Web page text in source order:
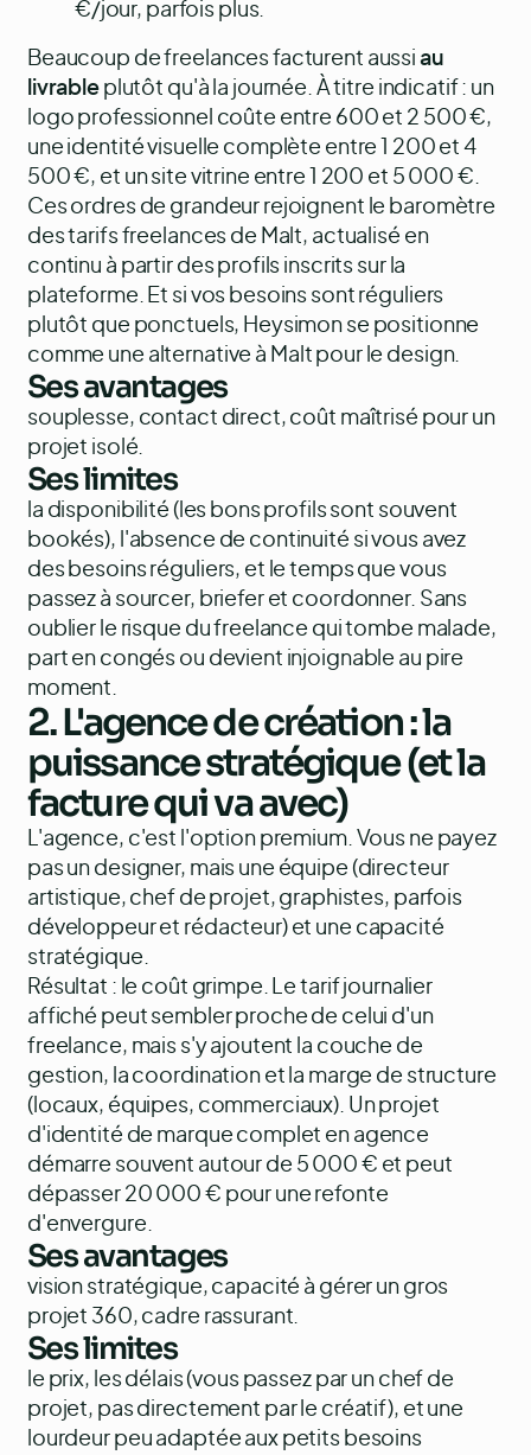
€/jour, parfois plus.
Beaucoup de freelances facturent aussi au
livrableplutôt qu'à la journée. À titre indicatif : un
logo professionnel coûte entre 600 et 2 500 €,
une identité visuelle complète entre 1 200 et 4
500 €, et un site vitrine entre 1 200 et 5 000 €.
Ces ordres de grandeur rejoignent le baromètre
des tarifs freelances de Malt, actualisé en
continu à partir des profils inscrits sur la
plateforme. Et si vos besoins sont réguliers
plutôt que ponctuels, Heysimon se positionne
comme une alternative à Malt pour le design.
Ses avantages
souplesse, contact direct, coût maîtrisé pour un
projet isolé.
Ses limites
la disponibilité (les bons profils sont souvent
bookés), l'absence de continuité si vous avez
des besoins réguliers, et le temps que vous
passez à sourcer, briefer et coordonner. Sans
oublier le risque du freelance qui tombe malade,
part en congés ou devient injoignable au pire
moment.
2. L'agence de création : la
puissance stratégique (et la
facture qui va avec)
L'agence, c'est l'option premium. Vous ne payez
pas un designer, mais une équipe (directeur
artistique, chef de projet, graphistes, parfois
développeur et rédacteur) et une capacité
stratégique.
Résultat : le coût grimpe. Le tarif journalier
affiché peut sembler proche de celui d'un
freelance, mais s'y ajoutent la couche de
gestion, la coordination et la marge de structure
(locaux, équipes, commerciaux). Un projet
d'identité de marque complet en agence
démarre souvent autour de 5 000 € et peut
dépasser 20 000 € pour une refonte
d'envergure.
Ses avantages
vision stratégique, capacité à gérer un gros
projet 360, cadre rassurant.
Ses limites
le prix, les délais (vous passez par un chef de
projet, pas directement par le créatif), et une
lourdeur peu adaptée aux petits besoins